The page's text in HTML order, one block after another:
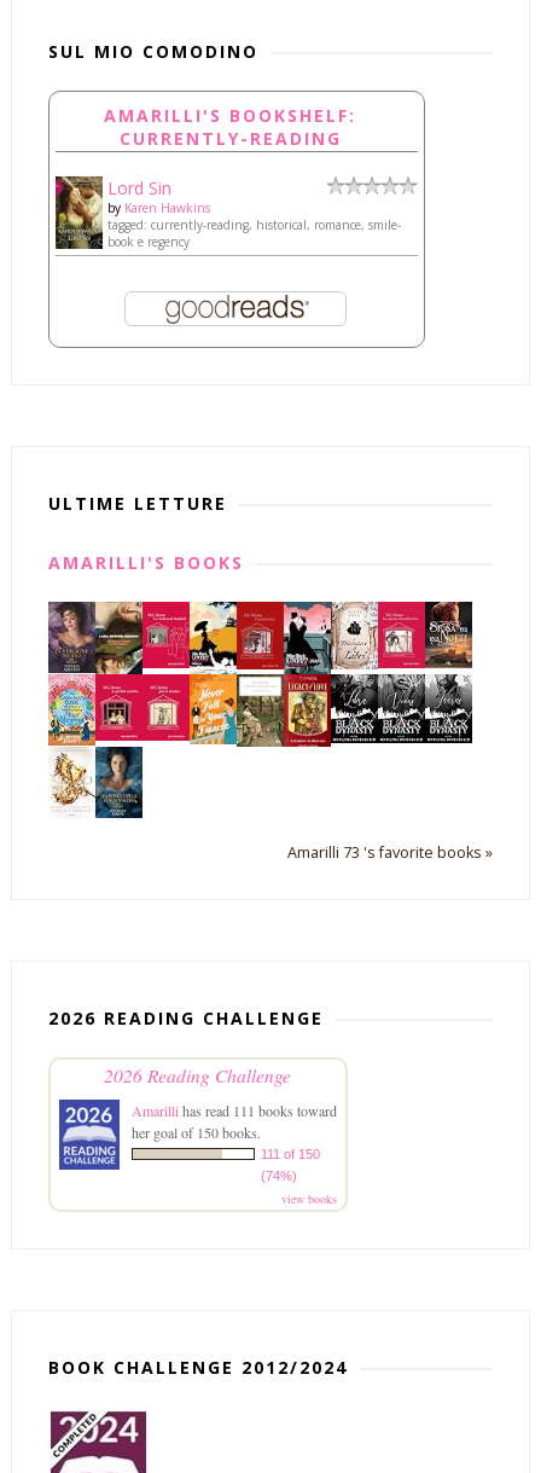
SUL MIO COMODINO
AMARILLI'S BOOKSHELF:
CURRENTLY-READING
Lord Sin
by Karen Hawkins
tagged: currently-reading, historical, romance, smile-
book e regency
ULTIME LETTURE
AMARILLI'S BOOKS
Amarilli 73 's favorite books »
2026 READING CHALLENGE
2026 Reading Challenge
Amarillihas read 111 books toward
her goal of 150 books.
111 of 150
(74%)
view books
BOOK CHALLENGE 2012/2024